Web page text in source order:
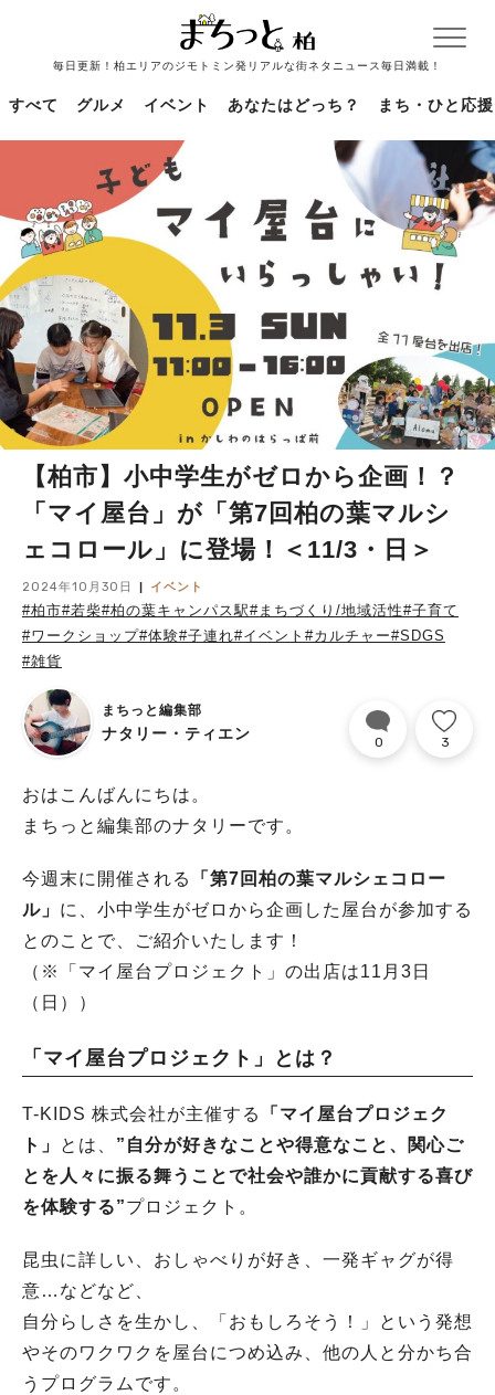
毎日更新！柏エリアのジモトミン発リアルな街ネタニュース毎日満載！
すべて グルメ イベント あなたはどっち？ まち・ひと応援
【柏市】小中学生がゼロから企画！？
「マイ屋台」が「第7回柏の葉マルシ
ェコロール」に登場！＜11/3・日＞
2024年10月30日 イベント
#柏市#若柴#柏の葉キャンパス駅#まちづくり/地域活性#子育て
#ワークショップ#体験#子連れ#イベント #カルチャー#SDGS
#雑貨
まちっと編集部
ナタリー・ティエン 0 3
おはこんばんにちは。
まちっと編集部のナタリーです。
今週末に開催される
「第7回柏の葉マルシェコロー
ル」 に、小中学生がゼロから企画した屋台が参加する
とのことで、ご紹介いたします！
（※「マイ屋台プロジェクト」の出店は11月3日
（日））
「マイ屋台プロジェクト」とは？
T-KIDS 株式会社が主催する
「マイ屋台プロジェク
ト」
とは、 ”自分が好きなことや得意なこと、関心ご
とを人々に振る舞うことで社会や誰かに貢献する喜び
を体験する”プロジェクト。
昆虫に詳しい、おしゃべりが好き、一発ギャグが得
意…などなど、
自分らしさを生かし、「おもしろそう！」という発想
やそのワクワクを屋台につめ込み、他の人と分かち合
うプログラムです。